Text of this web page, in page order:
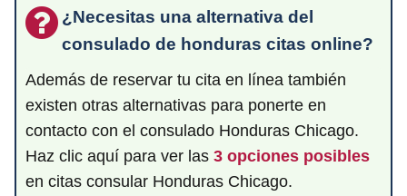
¿Necesitas una alternativa del
consulado de honduras citas online?
Además de reservar tu cita en línea también
existen otras alternativas para ponerte en
contacto con el consulado Honduras Chicago.
Haz clic aquí para ver las 3 opciones posibles
en citas consular Honduras Chicago.